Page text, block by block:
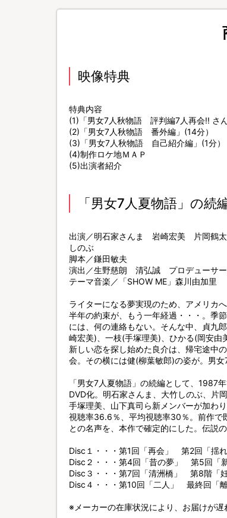
映像特典
特典内容
(1)「男女7人秋物語 評判編7人再会!! さ
(2)「男女7人秋物語 番外編」(14分）
(3)「男女7人秋物語 自己紹介編」(1分）
(4)制作ロケ地ＭＡＰ
(5)出演者紹介
「男女7人夏物語」の続
出演／明石家さんま 岩崎宏美 片岡鶴
しのぶ
脚本／鎌田敏夫
演出／生野慈朗 清弘誠 プロデューサ
テーマ音楽／「SHOW ME」森川由加里
ライターになる夢実現のため、アメリカ
半年の約束が、もう一年経過・・・。季
には、何の連絡もない。そんな中、貞九
崎宏美)、一枝(手塚理美)、ひかる(岡安由
新しい恋を探し始めた良介は、帰宅途中
会。その横には健(柳葉敏郎)の姿が。男
「男女7人夏物語」の続編として、1987
DVD化。明石家さんま、大竹しのぶ、片
手塚理美、山下真司ら新メンバーが加わ
視聴率36.6％、平均視聴率30％。前作で
との名声を、本作で確定的にした。伝説
Disc１・・・第1回「再会」 第2回「揺
Disc２・・・第4回「昔の夢」 第5回「
Disc３・・・第7回「清洲橋」 第8階「
Disc４・・・第10回「二人」 最終回「離
※メーカーの在庫状況により、お届けが遅